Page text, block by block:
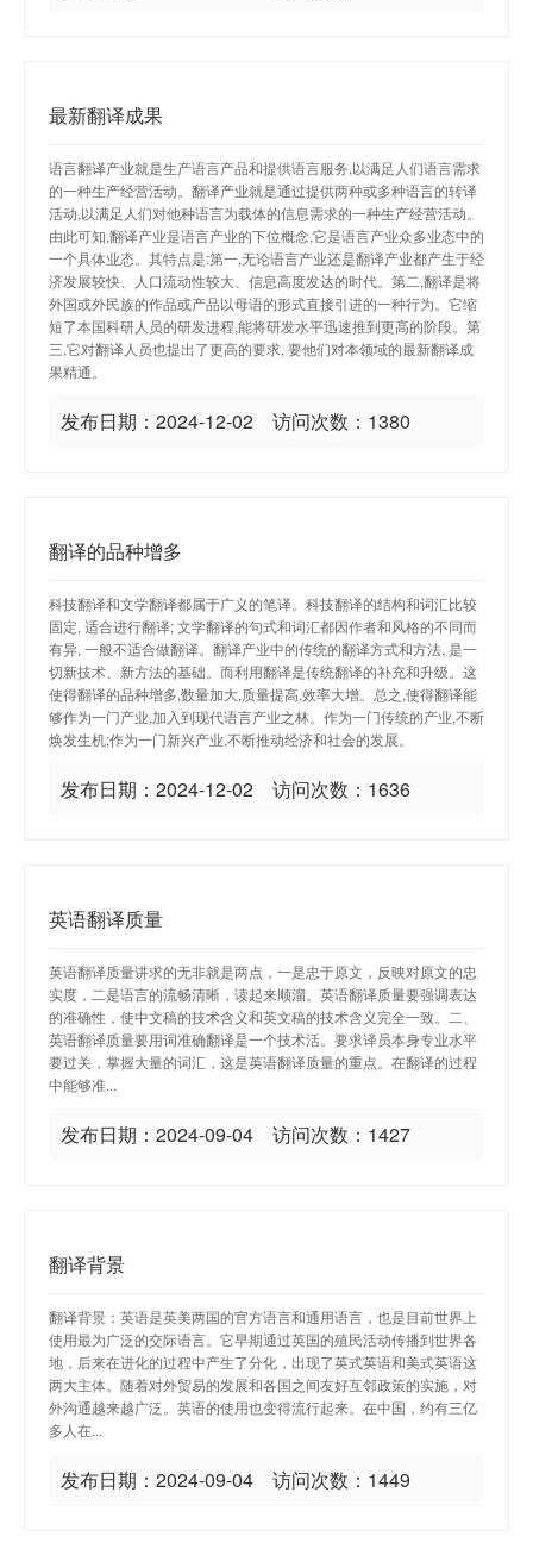
最新翻译成果
语言翻译产业就是生产语言产品和提供语言服务,以满足人们语言需求
的一种生产经营活动。翻译产业就是通过提供两种或多种语言的转译
活动,以满足人们对他种语言为载体的信息需求的一种生产经营活动。
由此可知,翻译产业是语言产业的下位概念,它是语言产业众多业态中的
一个具体业态。其特点是:第一,无论语言产业还是翻译产业都产生于经
济发展较快、人口流动性较大、信息高度发达的时代。第二,翻译是将
外国或外民族的作品或产品以母语的形式直接引进的一种行为。它缩
短了本国科研人员的研发进程,能将研发水平迅速推到更高的阶段。第
三,它对翻译人员也提出了更高的要求, 要他们对本领域的最新翻译成
果精通。
发布日期：2024-12-02 访问次数：1380
翻译的品种增多
科技翻译和文学翻译都属于广义的笔译。科技翻译的结构和词汇比较
固定, 适合进行翻译; 文学翻译的句式和词汇都因作者和风格的不同而
有异, 一般不适合做翻译。翻译产业中的传统的翻译方式和方法, 是一
切新技术、新方法的基础。而利用翻译是传统翻译的补充和升级。这
使得翻译的品种增多,数量加大,质量提高,效率大增。总之,使得翻译能
够作为一门产业,加入到现代语言产业之林。作为一门传统的产业,不断
焕发生机;作为一门新兴产业,不断推动经济和社会的发展。
发布日期：2024-12-02 访问次数：1636
英语翻译质量
英语翻译质量讲求的无非就是两点，一是忠于原文，反映对原文的忠
实度，二是语言的流畅清晰，读起来顺溜。英语翻译质量要强调表达
的准确性，使中文稿的技术含义和英文稿的技术含义完全一致。二、
英语翻译质量要用词准确翻译是一个技术活。要求译员本身专业水平
要过关，掌握大量的词汇，这是英语翻译质量的重点。在翻译的过程
中能够准...
发布日期：2024-09-04 访问次数：1427
翻译背景
翻译背景：英语是英美两国的官方语言和通用语言，也是目前世界上
使用最为广泛的交际语言。它早期通过英国的殖民活动传播到世界各
地，后来在进化的过程中产生了分化，出现了英式英语和美式英语这
两大主体。随着对外贸易的发展和各国之间友好互邻政策的实施，对
外沟通越来越广泛。英语的使用也变得流行起来。在中国，约有三亿
多人在...
发布日期：2024-09-04 访问次数：1449